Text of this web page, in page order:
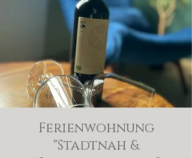
Ferienwohnung
"Stadtnah &